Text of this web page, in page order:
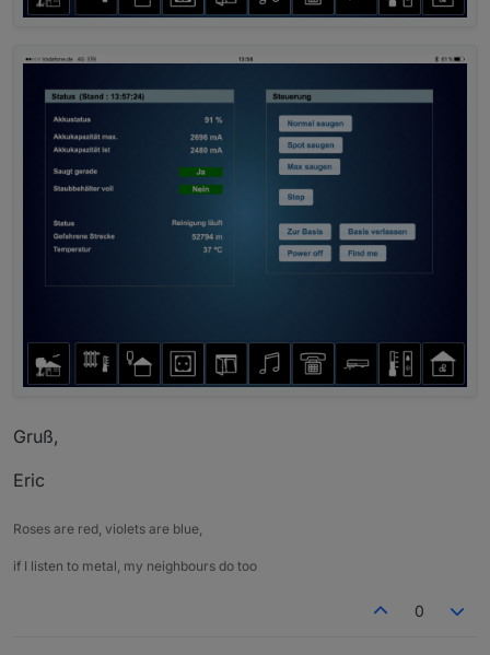
Gruß,
Eric
Roses are red, violets are blue,
if I listen to metal, my neighbours do too
0